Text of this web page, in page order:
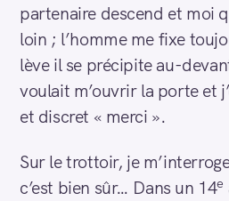
partenaire descend et moi
loin ; l’homme me fixe
lève il se précipite au-
voulait m’ouvrir la porte et
et discret « merci ».
Sur le trottoir, je
c’est bien sûr… Dans un 14e